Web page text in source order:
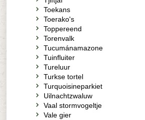
Toekans
Toerako's
Toppereend
Torenvalk
Tucumánamazone
Tuinfluiter
Tureluur
Turkse tortel
Turquoisineparkiet
Uilnachtzwaluw
Vaal stormvogeltje
Vale gier